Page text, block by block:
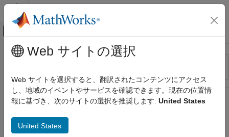
コンテンツへスキップ
オフキャンバス ナビゲーション メ
リソース
ステータス
メインコンテンツ
Web サイトの選択
Web サイトを選択すると、翻訳されたコンテンツにアクセス
し、地域のイベントやサービスを確認できます。現在の位置情
報に基づき、次のサイトの選択を推奨します: United States
United States